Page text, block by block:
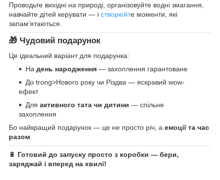
Проводьте вихідні на природі, організовуйте водні змагання,
навчайте дітей керувати — і створюйте моменти, які
запам’ятаються.
🎁 Чудовий подарунок
Це ідеальний варіант для подарунка:
На день народження — захоплення гарантоване
До trong>Нового року чи Різдва — яскравий wow-
ефект
Для активного тата чи дитини — спільне
захоплення
Бо найкращий подарунок — це не просто річ, а емоції та час
разом
🔋 Готовий до запуску просто з коробки — бери,
заряджай і вперед на хвилі!